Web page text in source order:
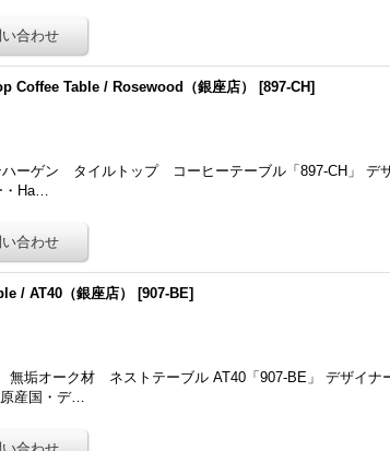
Coffee Table / Rosewood（銀座店） [897-CH]
ーゲン タイルトップ コーヒーテーブル「897-CH」 デ
・Ha…
/ AT40（銀座店） [907-BE]
垢オーク材 ネストテーブル AT40「907-BE」 デザイナ
産国・デ…